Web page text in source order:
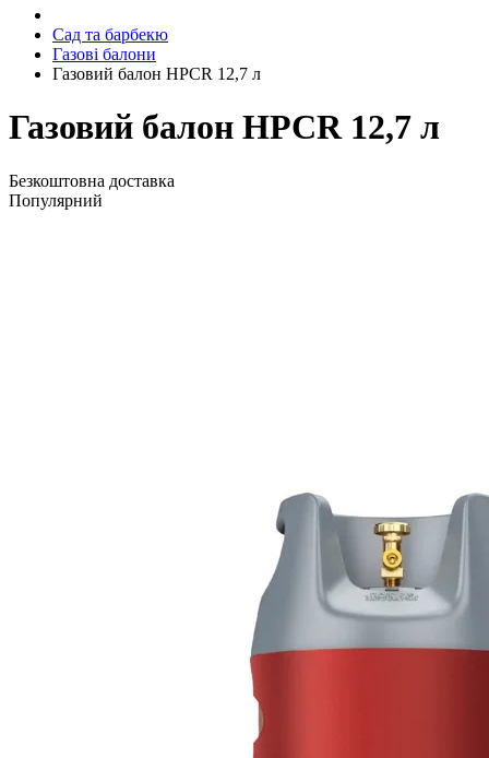
Сад та барбекю
Газові балони
Газовий балон HPCR 12,7 л
Газовий балон HPCR 12,7 л
Безкоштовна доставка
Популярний